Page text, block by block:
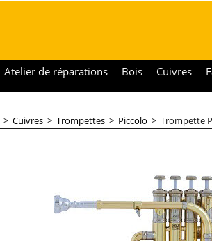
Atelier de réparations Bois Cuivres
> Cuivres > Trompettes > Piccolo > Trompette